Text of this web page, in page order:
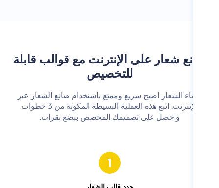
شعار على الإنترنت مع قوالب قابلة
للتخصيص
الشعار اصبح سريع وممتع باستخدام صانع الشعار عبر
الإنترنت. اتبع هذه العملية البسيطة المكونة من 3 خطوات
واحصل على تصميمك المخصص ببضع نقرات.‬